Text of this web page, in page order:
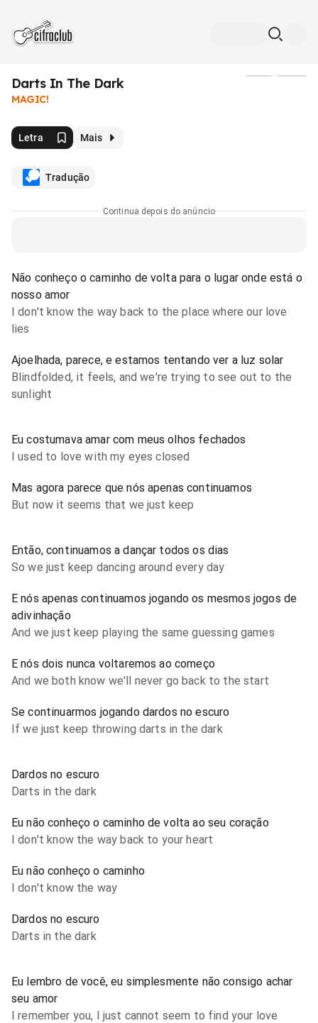
Darts In The Dark
MAGIC!
Letra Mais
Tradução
Continua depois do anúncio
Não conheço o caminho de volta para o lugar onde está o
nosso amor
I don't know the way back to the place where our love
lies
Ajoelhada, parece, e estamos tentando ver a luz solar
Blindfolded, it feels, and we're trying to see out to the
sunlight
Eu costumava amar com meus olhos fechados
I used to love with my eyes closed
Mas agora parece que nós apenas continuamos
But now it seems that we just keep
Então, continuamos a dançar todos os dias
So we just keep dancing around every day
E nós apenas continuamos jogando os mesmos jogos de
adivinhação
And we just keep playing the same guessing games
E nós dois nunca voltaremos ao começo
And we both know we'll never go back to the start
Se continuarmos jogando dardos no escuro
If we just keep throwing darts in the dark
Dardos no escuro
Darts in the dark
Eu não conheço o caminho de volta ao seu coração
I don't know the way back to your heart
Eu não conheço o caminho
I don't know the way
Dardos no escuro
Darts in the dark
Eu lembro de você, eu simplesmente não consigo achar
seu amor
I remember you, I just cannot seem to find your love